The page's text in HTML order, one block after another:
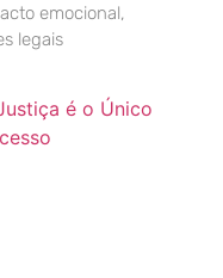
emocional,
legais